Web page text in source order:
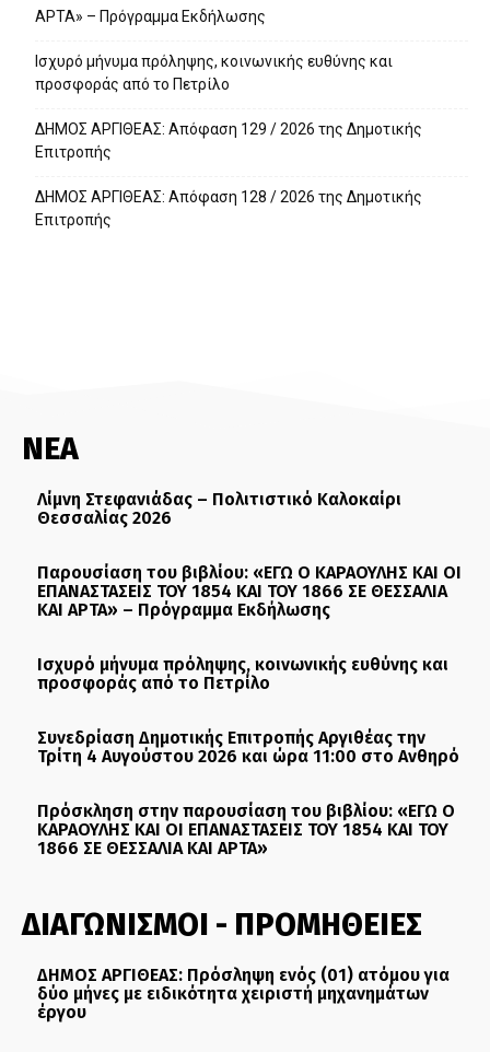
ΑΡΤΑ» – Πρόγραμμα Εκδήλωσης
Ισχυρό μήνυμα πρόληψης, κοινωνικής ευθύνης και
προσφοράς από το Πετρίλο
ΔΗΜΟΣ ΑΡΓΙΘΕΑΣ: Απόφαση 129 / 2026 της Δημοτικής
Επιτροπής
ΔΗΜΟΣ ΑΡΓΙΘΕΑΣ: Απόφαση 128 / 2026 της Δημοτικής
Επιτροπής
ΝΕΑ
Λίμνη Στεφανιάδας – Πολιτιστικό Καλοκαίρι
Θεσσαλίας 2026
Παρουσίαση του βιβλίου: «ΕΓΩ Ο ΚΑΡΑΟΥΛΗΣ ΚΑΙ ΟΙ
ΕΠΑΝΑΣΤΑΣΕΙΣ ΤΟΥ 1854 ΚΑΙ ΤΟΥ 1866 ΣΕ ΘΕΣΣΑΛΙΑ
ΚΑΙ ΑΡΤΑ» – Πρόγραμμα Εκδήλωσης
Ισχυρό μήνυμα πρόληψης, κοινωνικής ευθύνης και
προσφοράς από το Πετρίλο
Συνεδρίαση Δημοτικής Επιτροπής Αργιθέας την
Τρίτη 4 Αυγούστου 2026 και ώρα 11:00 στο Ανθηρό
Πρόσκληση στην παρουσίαση του βιβλίου: «ΕΓΩ Ο
ΚΑΡΑΟΥΛΗΣ ΚΑΙ ΟΙ ΕΠΑΝΑΣΤΑΣΕΙΣ ΤΟΥ 1854 ΚΑΙ ΤΟΥ
1866 ΣΕ ΘΕΣΣΑΛΙΑ ΚΑΙ ΑΡΤΑ»
ΔΙΑΓΩΝΙΣΜΟΙ - ΠΡΟΜΗΘΕΙΕΣ
ΔΗΜΟΣ ΑΡΓΙΘΕΑΣ: Πρόσληψη ενός (01) ατόμου για
δύο μήνες με ειδικότητα χειριστή μηχανημάτων
έργου